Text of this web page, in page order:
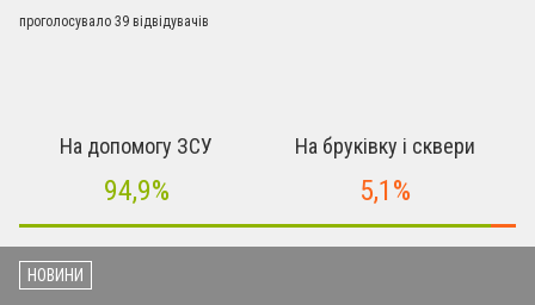
проголосувало 39 відвідувачів
На допомогу ЗСУ
94,9%
На бруківку і сквери
5,1%
НОВИНИ